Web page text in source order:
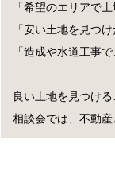
「希望のエリアで
「安い土地を見つ
「造成や水道工事
良い土地を見つけ
相談会では、不動